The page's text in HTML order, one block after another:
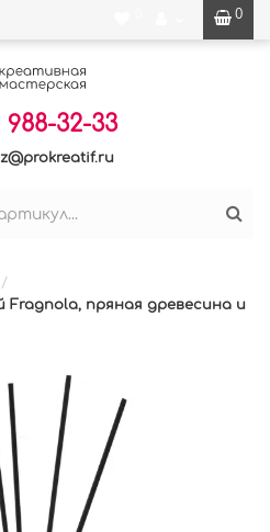
0
988-32-33
пряная древесина и